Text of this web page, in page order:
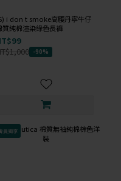
i don t smoke高腰丹寧牛仔
質純棉渲染綠色長褲
-90%
員獨享